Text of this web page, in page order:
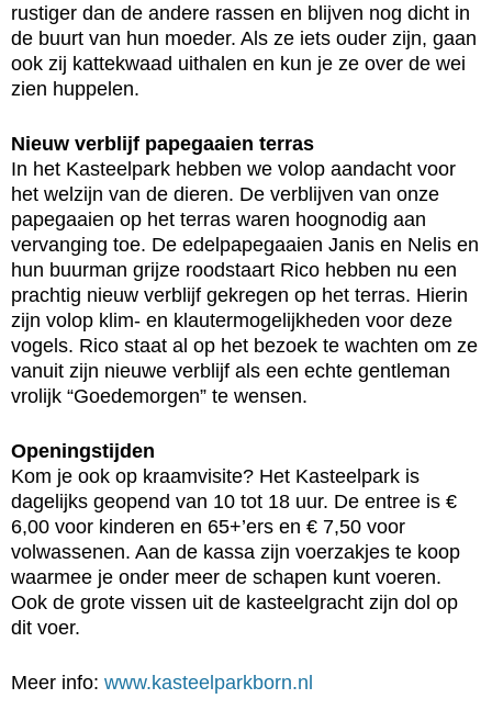
rustiger dan de andere rassen en blijven nog dicht in
de buurt van hun moeder. Als ze iets ouder zijn, gaan
ook zij kattekwaad uithalen en kun je ze over de wei
zien huppelen.
Nieuw verblijf papegaaien terras
In het Kasteelpark hebben we volop aandacht voor
het welzijn van de dieren. De verblijven van onze
papegaaien op het terras waren hoognodig aan
vervanging toe. De edelpapegaaien Janis en Nelis en
hun buurman grijze roodstaart Rico hebben nu een
prachtig nieuw verblijf gekregen op het terras. Hierin
zijn volop klim- en klautermogelijkheden voor deze
vogels. Rico staat al op het bezoek te wachten om ze
vanuit zijn nieuwe verblijf als een echte gentleman
vrolijk “Goedemorgen” te wensen.
Openingstijden
Kom je ook op kraamvisite? Het Kasteelpark is
dagelijks geopend van 10 tot 18 uur. De entree is €
6,00 voor kinderen en 65+’ers en € 7,50 voor
volwassenen. Aan de kassa zijn voerzakjes te koop
waarmee je onder meer de schapen kunt voeren.
Ook de grote vissen uit de kasteelgracht zijn dol op
dit voer.
Meer info: www.kasteelparkborn.nl